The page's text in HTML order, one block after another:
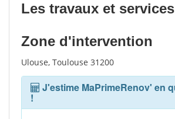
Les travaux et services
Zone d'intervention
Ulouse, Toulouse 31200